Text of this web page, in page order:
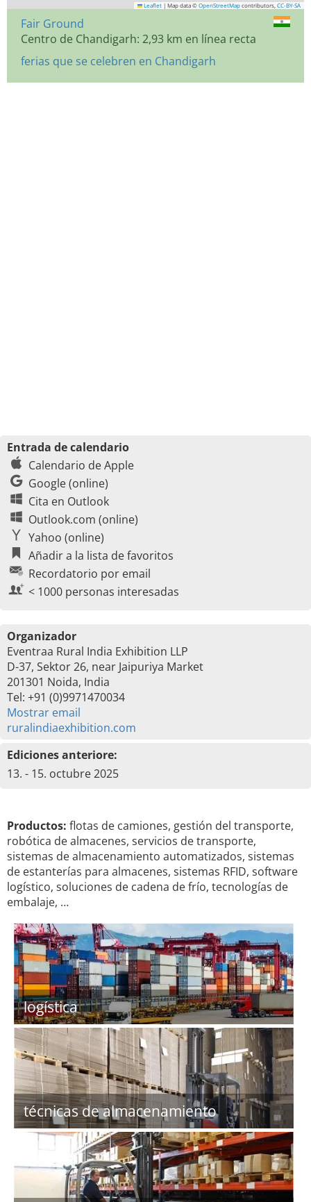
Leaflet | Map data © OpenStreetMap contributors, CC-BY-SA
Fair Ground
Centro de Chandigarh: 2,93 km en línea recta
ferias que se celebren en Chandigarh
Entrada de calendario
Calendario de Apple
Google (online)
Cita en Outlook
Outlook.com (online)
Yahoo (online)
Añadir a la lista de favoritos
Recordatorio por email
< 1000 personas interesadas
Organizador
Eventraa Rural India Exhibition LLP
D-37, Sektor 26, near Jaipuriya Market
201301 Noida, India
Tel: +91 (0)9971470034
Mostrar email
ruralindiaexhibition.com
Ediciones anteriore:
13. - 15. octubre 2025
Productos: flotas de camiones, gestión del transporte,
robótica de almacenes, servicios de transporte,
sistemas de almacenamiento automatizados, sistemas
de estanterías para almacenes, sistemas RFID, software
logístico, soluciones de cadena de frío, tecnologías de
embalaje, …
logística
técnicas de almacenamiento